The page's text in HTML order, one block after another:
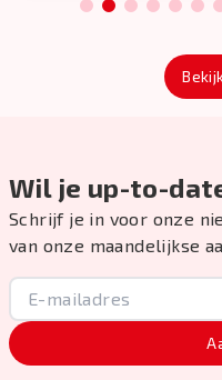
1 2 3 4 5 6
Wil je up-to-
Schrijf je in voor onze
van onze maandelijkse